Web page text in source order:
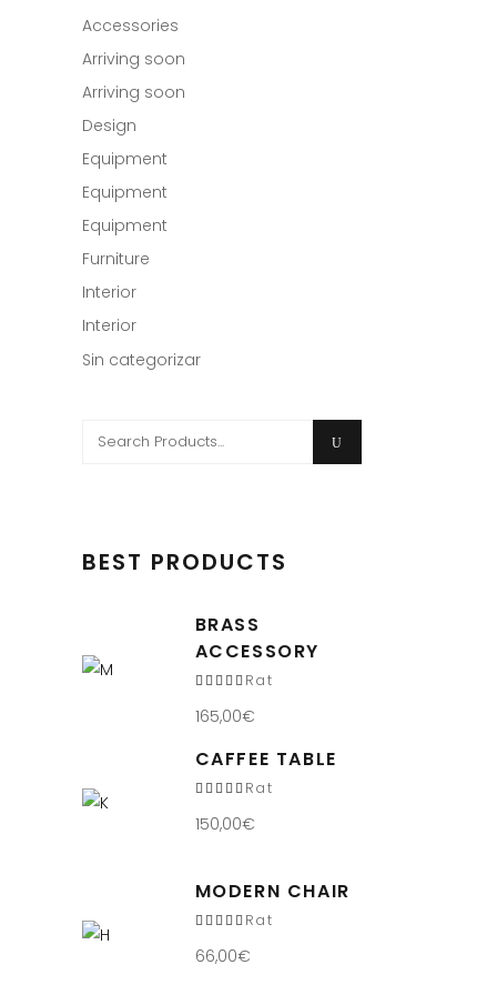
Accessories
Arriving soon
Arriving soon
Design
Equipment
Equipment
Equipment
Furniture
Interior
Interior
Sin categorizar
Search
BEST PRODUCTS
BRASS
ACCESSORY
Rated
of 5
165,00€
CAFFEE TABLE
Rated
of 5
150,00€
MODERN CHAIR
Rated
of 5
66,00€